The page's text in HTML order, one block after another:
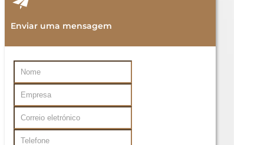
Enviar uma mensagem